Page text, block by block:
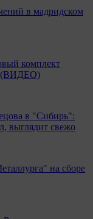
в мадридском
комплект
(ВИДЕО)
в "Сибирь":
выглядит свежо
на сборе